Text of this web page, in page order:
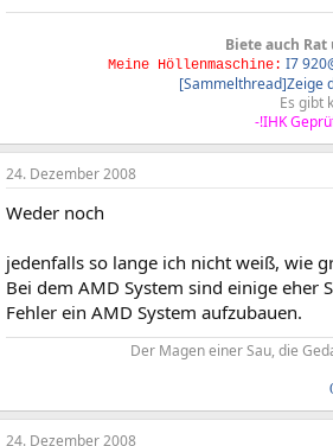
Biete auch
Meine Höllenmaschine: I7
[Sammelthread]Zeige
Es gibt
-!IHK
24. Dezember 2008
Weder noch
jedenfalls so lange ich nicht weiß, wie
Bei dem AMD System sind einige
Fehler ein AMD System aufzubauen.
Der Magen einer Sau, die
24. Dezember 2008